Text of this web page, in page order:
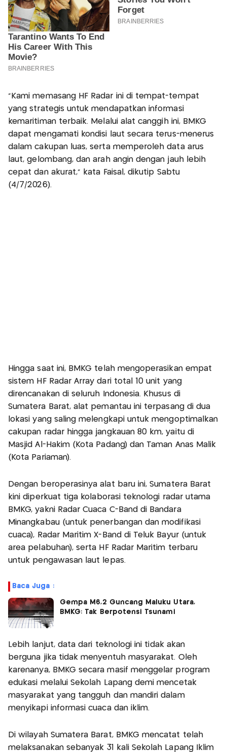
"Kami memasang HF Radar ini di tempat-tempat
yang strategis untuk mendapatkan informasi
kemaritiman terbaik. Melalui alat canggih ini, BMKG
dapat mengamati kondisi laut secara terus-menerus
dalam cakupan luas, serta memperoleh data arus
laut, gelombang, dan arah angin dengan jauh lebih
cepat dan akurat," kata Faisal, dikutip Sabtu
(4/7/2026).
Hingga saat ini, BMKG telah mengoperasikan empat
sistem HF Radar Array dari total 10 unit yang
direncanakan di seluruh Indonesia. Khusus di
Sumatera Barat, alat pemantau ini terpasang di dua
lokasi yang saling melengkapi untuk mengoptimalkan
cakupan radar hingga jangkauan 80 km, yaitu di
Masjid Al-Hakim (Kota Padang) dan Taman Anas Malik
(Kota Pariaman).
Dengan beroperasinya alat baru ini, Sumatera Barat
kini diperkuat tiga kolaborasi teknologi radar utama
BMKG, yakni Radar Cuaca C-Band di Bandara
Minangkabau (untuk penerbangan dan modifikasi
cuaca), Radar Maritim X-Band di Teluk Bayur (untuk
area pelabuhan), serta HF Radar Maritim terbaru
untuk pengawasan laut lepas.
Baca Juga :
Gempa M6,2 Guncang Maluku Utara,
BMKG: Tak Berpotensi Tsunami
Lebih lanjut, data dari teknologi ini tidak akan
berguna jika tidak menyentuh masyarakat. Oleh
karenanya, BMKG secara masif menggelar program
edukasi melalui Sekolah Lapang demi mencetak
masyarakat yang tangguh dan mandiri dalam
menyikapi informasi cuaca dan iklim.
Di wilayah Sumatera Barat, BMKG mencatat telah
melaksanakan sebanyak 31 kali Sekolah Lapang Iklim